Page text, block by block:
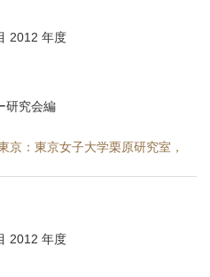
2012 年度
研究会編
京：東京女子大学栗原研究室，
2012 年度